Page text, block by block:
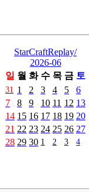
StarCraftReplay/
2026-06
일 월 화 수 목 금 토
31 1 2 3 4 5
6
7
8 9 10 11 12 13
14 15 16 17 18 19 20
21 22 23 24 25 26 27
28 29 30 1 2 3 4